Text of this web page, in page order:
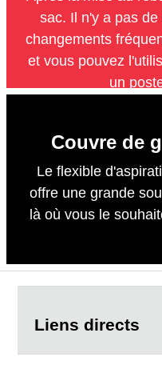
sac. Il n'y a pas
changements
et vous pouvez
un
Couvre de
Le flexible
offre une grande
là où vous le
Liens directs